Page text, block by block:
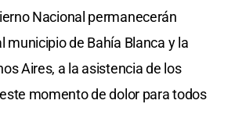
Nacional permanecerán
municipio de Bahía Blanca y la
Aires, a la asistencia de los
momento de dolor para todos